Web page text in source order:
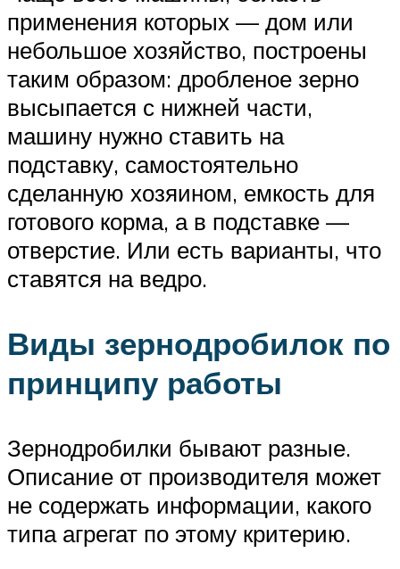
применения которых — дом или
небольшое хозяйство, построены
таким образом: дробленое зерно
высыпается с нижней части,
машину нужно ставить на
подставку, самостоятельно
сделанную хозяином, емкость для
готового корма, а в подставке —
отверстие. Или есть варианты, что
ставятся на ведро.
Виды зернодробилок по
принципу работы
Зернодробилки бывают разные.
Описание от производителя может
не содержать информации, какого
типа агрегат по этому критерию.